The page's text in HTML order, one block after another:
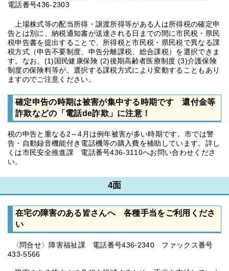
電話番号436-2303
上場株式等の配当所得・譲渡所得等がある人は所得税の確定申
告とは別に、納税通知書が送達される日までの間に市民税・県民
税申告書を提出することで、所得税と市民税・県民税で異なる課
税方式（申告不要制度、申告分離課税、総合課税）を選択できま
す。なお、(1)国民健康保険 (2)後期高齢者医療制度 (3)介護保険
制度の保険料等が、選択する課税方式により変動することもあり
ますのでご注意ください。
確定申告の時期は被害が集中する時期です 還付金等
詐欺などの「電話de詐欺」に注意！
税の申告と重なる2～4月は例年被害が多い時期です。市では警
告・自動録音機能付き電話機等の購入費を補助しています。詳し
くは市民安全推進課 電話番号436-3110へお問い合わせくださ
い。
4面
在宅の障害のある皆さんへ 各種手当をご利用くださ
い
〈問合せ〉障害福祉課 電話番号436-2340 ファックス番号
433-5566